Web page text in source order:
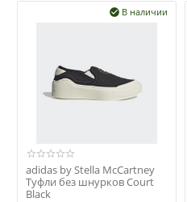
В наличии

adidas by Stella McCartney
Туфли без шнурков Court
Black